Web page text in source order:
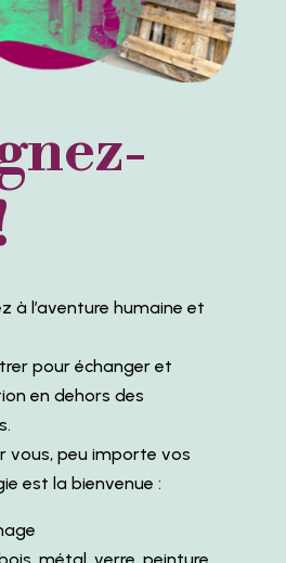
à l’aventure humaine et
pour échanger et
en dehors des
vous, peu importe vos
est la bienvenue :